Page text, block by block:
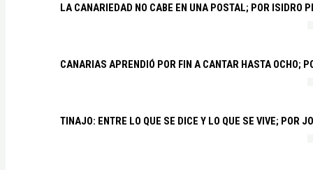
LA CANARIEDAD NO CABE EN UNA POSTAL; POR ISIDRO
CANARIAS APRENDIÓ POR FIN A CANTAR HASTA OCHO;
TINAJO: ENTRE LO QUE SE DICE Y LO QUE SE VIVE; POR